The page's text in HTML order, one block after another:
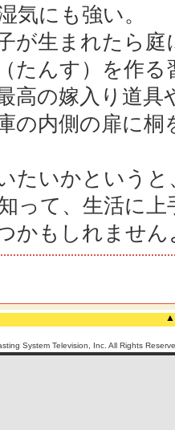
気にも強い。
が生まれたら
たんす）を作
高の嫁入り道具
の内側の扉に
たいかという
って、生活に
かもしれませ
▲
System Television, Inc. All Rights